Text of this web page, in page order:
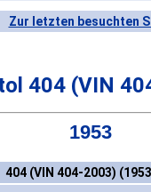
Zur letzten besuchten
404 (VIN
1953
404 (VIN 404-2003)